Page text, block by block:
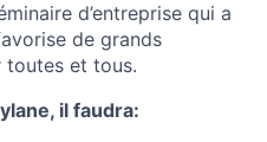
d’entreprise qui a
de grands
toutes et tous.
il faudra: